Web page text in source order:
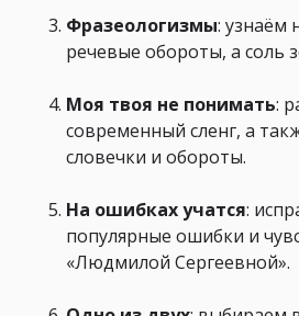
Фразеологизмы: узнаём
речевые обороты, а соль
Моя твоя не понимать:
современный сленг, а
словечки и обороты.
На ошибках учатся:
популярные ошибки и
«Людмилой Сергеевной».